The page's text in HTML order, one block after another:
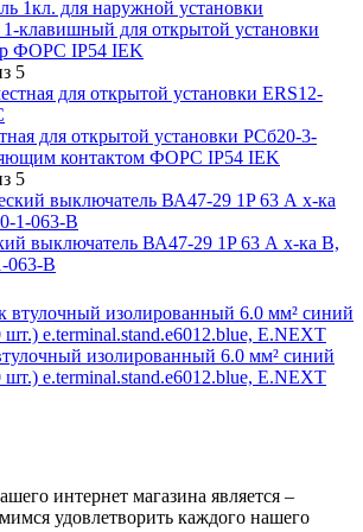
клавишный для открытой установки
ФОРС IP54 IEK
5
для открытой установки РСб20-3-
контактом ФОРС IP54 IEK
5
выключатель ВА47-29 1P 63 А х-ка B,
063-B
изолированный 6.0 мм² синий
шт.) e.terminal.stand.e6012.blue, E.NEXT
интернет магазина является –
удовлетворить каждого нашего